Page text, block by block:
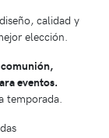
calidad y
elección.
eventos.
temporada.